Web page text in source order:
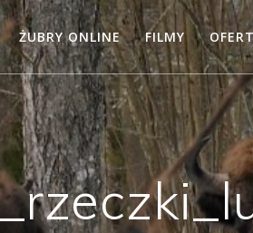
ŻUBRY ONLINE FILMY